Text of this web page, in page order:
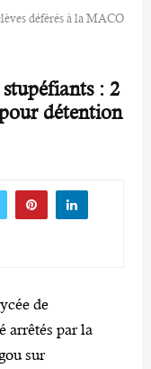
déférés à la MACO
: 2
détention
de
arrêtés par la
sur